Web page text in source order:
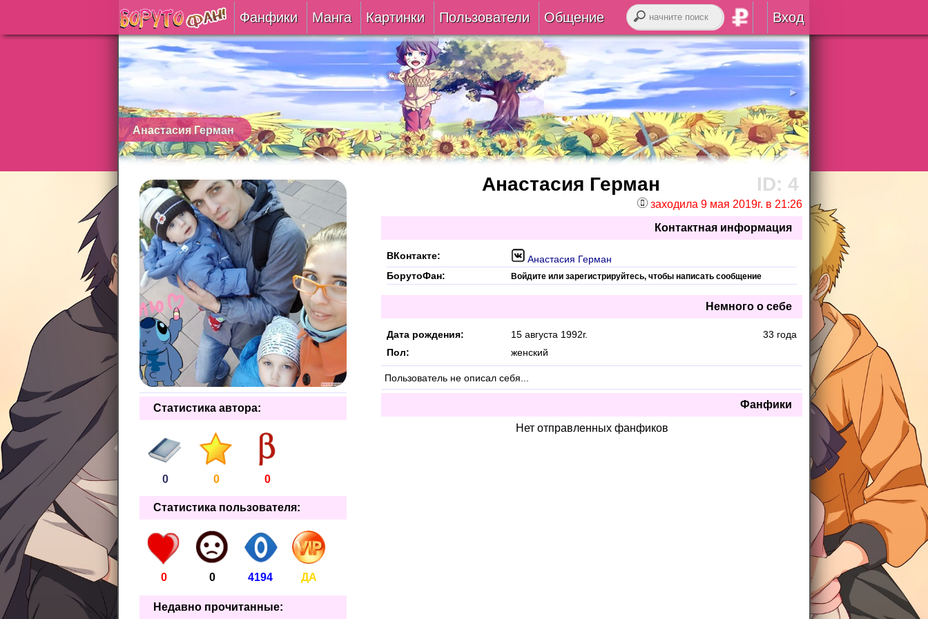
Фанфики
Читать
Сборники
Подобрать
Рецензии
На проверке
Отправить
Манга Картинки Пользователи
Авторы
Все
Беты
VIP
За 24 часа
Общение
Блог
Лента RSS
Вход
Авторизация
регистрация
Анастасия Герман
►
ID: 4
Анастасия Герман
заходила 9 мая 2019г. в 21:26
Контактная информация
ВКонтакте:
Анастасия Герман
БорутоФан:
Войдите или зарегистрируйтесь, чтобы написать сообщение
Немного о себе
Дата рождения: 15 августа 1992г.
33 года
Пол:
женский
Пользователь не описал себя...
Фанфики
Нет отправленных фанфиков
Статистика автора:
0 0 0
Статистика пользователя:
0 0 4194 ДА
Недавно прочитанные: